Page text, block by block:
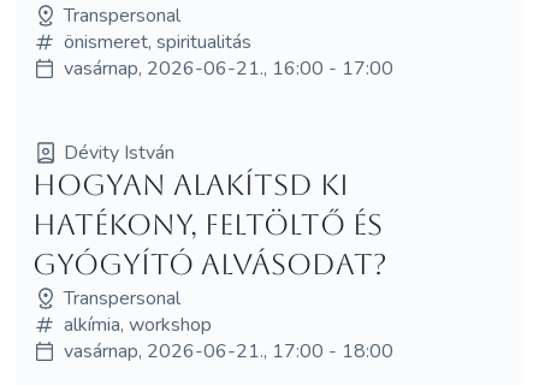
Transpersonal
önismeret, spiritualitás
vasárnap, 2026-06-21., 16:00 - 17:00
Dévity István
Hogyan alakítsd ki
hatékony, feltöltő és
gyógyító alvásodat?
Transpersonal
alkímia, workshop
vasárnap, 2026-06-21., 17:00 - 18:00